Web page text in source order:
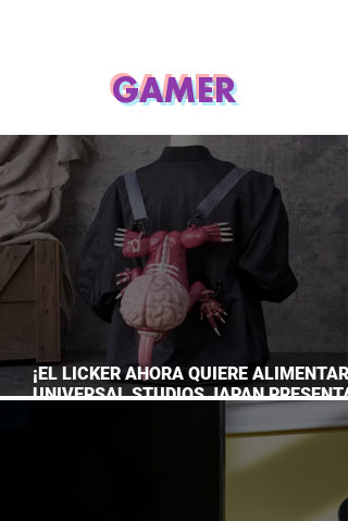
GAMER
¡EL LICKER AHORA QUIERE
UNIVERSAL STUDIOS JAPAN PRESENTA
SU TERRORÍFICA COLECCIÓN DE